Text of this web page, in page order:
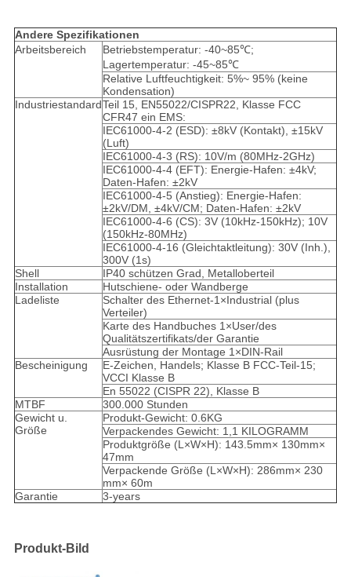
Andere Spezifikationen
Arbeitsbereich
Betriebstemperatur: -40~85℃;
Lagertemperatur: -45~85℃
Relative Luftfeuchtigkeit: 5%~ 95% (keine
Kondensation)
IndustriestandardTeil 15, EN55022/CISPR22, Klasse FCC
CFR47 ein EMS:
IEC61000-4-2 (ESD): ±8kV (Kontakt), ±15kV
(Luft)
IEC61000-4-3 (RS): 10V/m (80MHz-2GHz)
IEC61000-4-4 (EFT): Energie-Hafen: ±4kV;
Daten-Hafen: ±2kV
IEC61000-4-5 (Anstieg): Energie-Hafen:
±2kV/DM, ±4kV/CM; Daten-Hafen: ±2kV
IEC61000-4-6 (CS): 3V (10kHz-150kHz); 10V
(150kHz-80MHz)
IEC61000-4-16 (Gleichtaktleitung): 30V (Inh.),
300V (1s)
Shell
IP40 schützen Grad, Metalloberteil
Installation
Hutschiene- oder Wandberge
Ladeliste
Schalter des Ethernet-1×Industrial (plus
Verteiler)
Karte des Handbuches 1×User/des
Qualitätszertifikats/der Garantie
Ausrüstung der Montage 1×DIN-Rail
Bescheinigung
E-Zeichen, Handels; Klasse B FCC-Teil-15;
VCCI Klasse B
En 55022 (CISPR 22), Klasse B
MTBF
300.000 Stunden
Gewicht u.
Größe
Produkt-Gewicht: 0.6KG
Verpackendes Gewicht: 1,1 KILOGRAMM
Produktgröße (L×W×H): 143.5mm× 130mm×
47mm
Verpackende Größe (L×W×H): 286mm× 230
mm× 60m
Garantie
3-years
Produkt-Bild